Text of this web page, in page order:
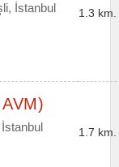
İstanbul
1.3 km.
1.7 km.